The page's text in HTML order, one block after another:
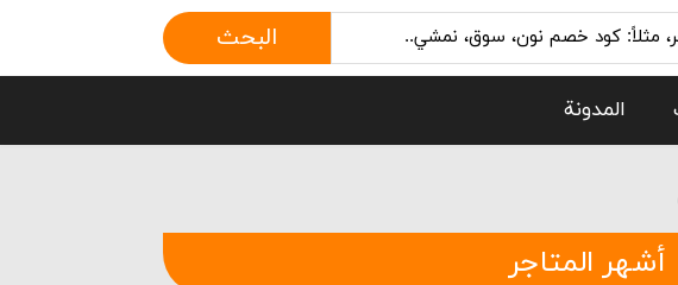
البحث
المدونة
أشهر المتاجر